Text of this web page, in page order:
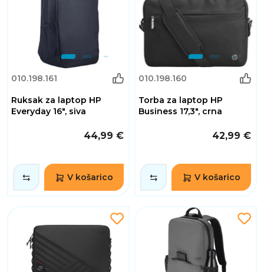
010.198.161
Ruksak za laptop HP
Everyday 16", siva
44,99 €
V košarico
010.198.160
Torba za laptop HP
Business 17,3", crna
42,99 €
V košarico